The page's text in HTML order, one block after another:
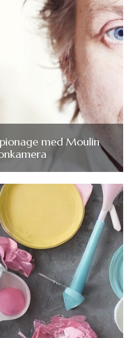
med Moulin